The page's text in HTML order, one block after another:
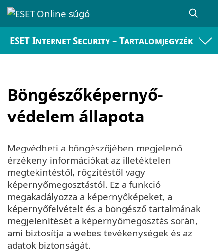
ESET Internet Security – Tartalomjegyzék
Böngészőképernyő-
védelem állapota
Megvédheti a böngészőjében megjelenő
érzékeny információkat az illetéktelen
megtekintéstől, rögzítéstől vagy
képernyőmegosztástól. Ez a funkció
megakadályozza a képernyőképeket, a
képernyőfelvételt és a böngésző tartalmának
megjelenítését a képernyőmegosztás során,
ami biztosítja a webes tevékenységek és az
adatok biztonságát.